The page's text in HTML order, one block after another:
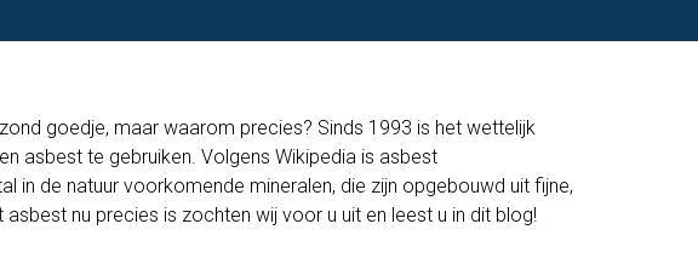
goedje, maar waarom precies? Sinds 1993 is het wettelijk
asbest te gebruiken. Volgens Wikipedia is asbest
in de natuur voorkomende mineralen, die zijn opgebouwd uit fijne,
nu precies is zochten wij voor u uit en leest u in dit blog!